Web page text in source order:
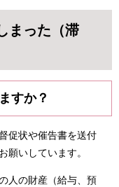
まった（滞
すか？
促状や催告書を送付
願いしています。
人の財産（給与、預